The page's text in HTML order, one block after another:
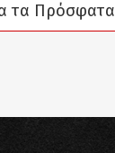
τα Πρόσφατα